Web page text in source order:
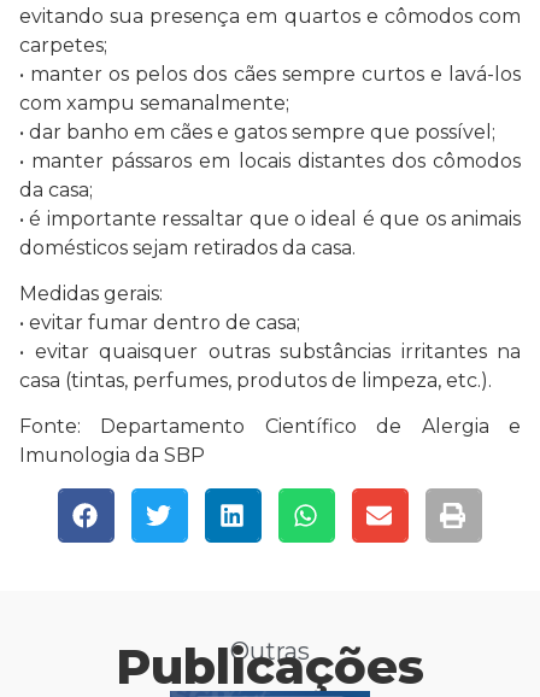
evitando sua presença em quartos e cômodos com
carpetes;
• manter os pelos dos cães sempre curtos e lavá-los
com xampu semanalmente;
• dar banho em cães e gatos sempre que possível;
• manter pássaros em locais distantes dos cômodos
da casa;
• é importante ressaltar que o ideal é que os animais
domésticos sejam retirados da casa.
Medidas gerais:
• evitar fumar dentro de casa;
• evitar quaisquer outras substâncias irritantes na
casa (tintas, perfumes, produtos de limpeza, etc.).
Fonte: Departamento Científico de Alergia e
Imunologia da SBP
Outras
Publicações